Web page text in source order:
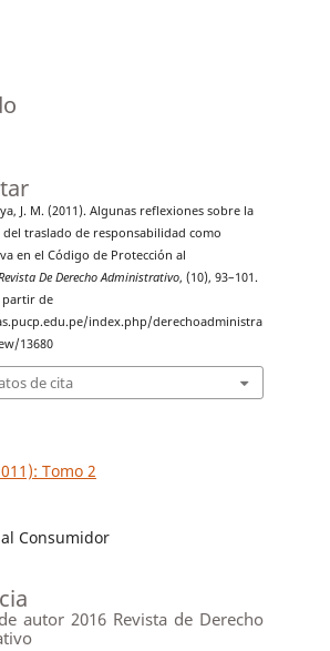
J. M. (2011). Algunas reflexiones sobre la
traslado de responsabilidad como
en el Código de Protección al
De Derecho Administrativo, (10), 93–101.
partir de
index.php/derechoadministra
13680
de cita
Tomo 2
Consumidor
autor 2016 Revista de Derecho